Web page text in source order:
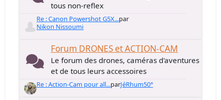
tous non-reflex
Re : Canon Powershot G5X...par
Nikon Nissoumi
Forum DRONES et ACTION-CAM
Le forum des drones, caméras d'aventures
et de tous leurs accessoires
Re : Action-Cam pour all...parJéRhum50°